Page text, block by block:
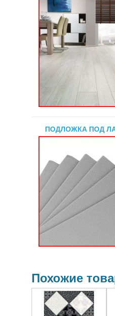
ПОДЛОЖКА ПОД
Похожие